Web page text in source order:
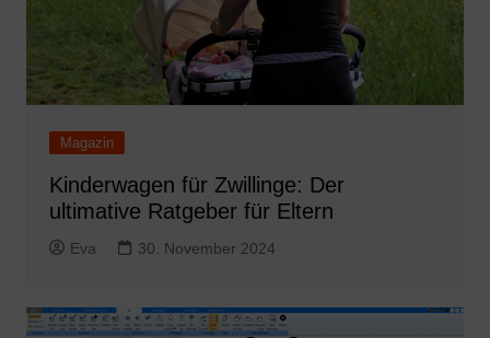
Magazin
Kinderwagen für Zwillinge: Der
ultimative Ratgeber für Eltern
Eva 30. November 2024